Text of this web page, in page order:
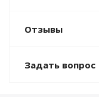
Отзывы
Задать вопрос